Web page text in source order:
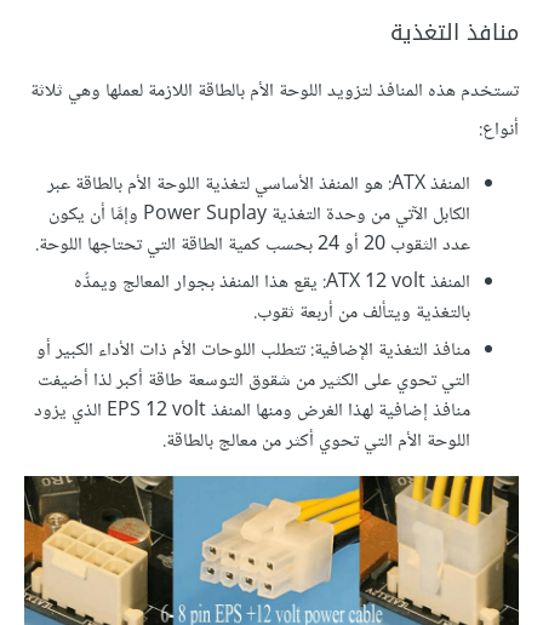
منافذ التغذية
تستخدم هذه المنافذ لتزويد اللوحة الأم بالطاقة اللازمة لعملها وهي ثلاثة
أنواع:
المنفذ ATX: هو المنفذ الأساسي لتغذية اللوحة الأم بالطاقة عبر
الكابل الآتي من وحدة التغذية Power Suplay وإمَّا أن يكون
عدد الثقوب 20 أو 24 بحسب كمية الطاقة التي تحتاجها اللوحة.
المنفذ ATX 12 volt: يقع هذا المنفذ بجوار المعالج ويمدُّه
بالتغذية ويتألف من أربعة ثقوب.
منافذ التغذية الإضافية: تتطلب اللوحات الأم ذات الأداء الكبير أو
التي تحوي على الكثير من شقوق التوسعة طاقة أكبر لذا أضيفت
منافذ إضافية لهذا الغرض ومنها المنفذ EPS 12 volt الذي يزود
اللوحة الأم التي تحوي أكثر من معالج بالطاقة.